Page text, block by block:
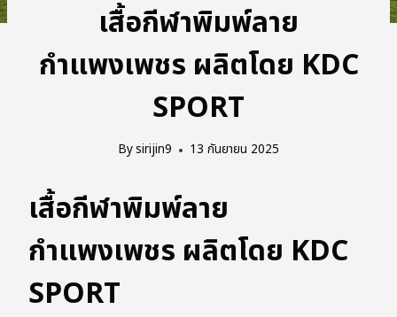
เสื้อกีฬาพิมพ์ลาย
กำแพงเพชร ผลิตโดย KDC
SPORT
Bysirijin9 13 กันยายน 2025
เสื้อกีฬาพิมพ์ลาย
กำแพงเพชร ผลิตโดย KDC
SPORT